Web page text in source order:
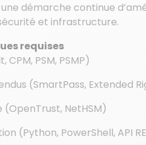
démarche continue
et infrastructure.
requises
PSM, PSMP)
(SmartPass, Extended
NetHSM)
(Python, PowerShell, API